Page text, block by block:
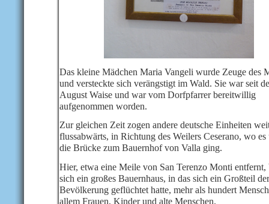
Das kleine Mädchen Maria Vangeli wurde Zeuge des
und versteckte sich verängstigt im Wald. Sie war seit
August Waise und war vom Dorfpfarrer bereitwillig
aufgenommen worden.
Zur gleichen Zeit zogen andere deutsche Einheiten
flussabwärts, in Richtung des Weilers Ceserano, wo es
die Brücke zum Bauernhof von Valla ging.
Hier, etwa eine Meile von San Terenzo Monti entfernt,
sich ein großes Bauernhaus, in das sich ein Großteil der
Bevölkerung geflüchtet hatte, mehr als hundert
allem Frauen, Kinder und alte Menschen.